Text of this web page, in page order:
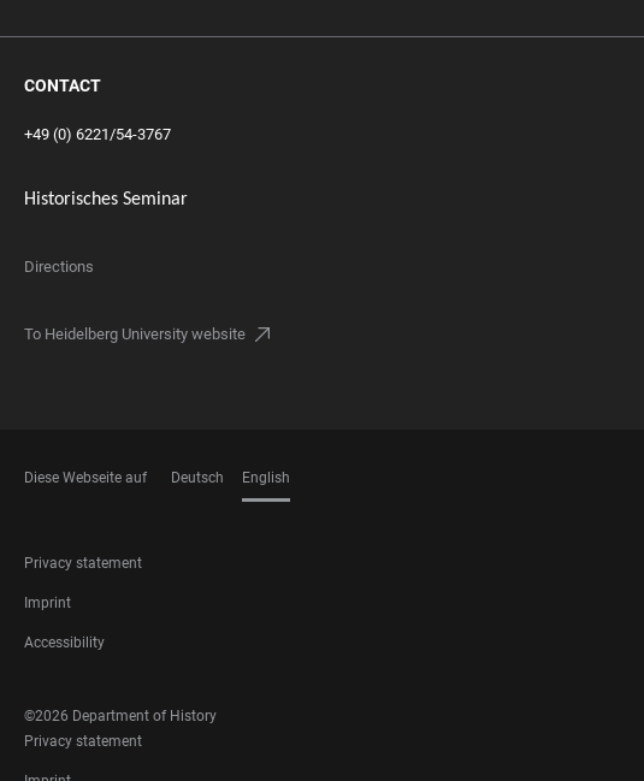
CONTACT
+49 (0) 6221/54-3767
Historisches Seminar
Directions
To Heidelberg University website
Diese Webseite auf Deutsch English
FOOTER
LEGAL
Privacy statement
Imprint
Accessibility
SOCIAL
©2026 Department of History
FOOTER
LEGAL
Privacy statement